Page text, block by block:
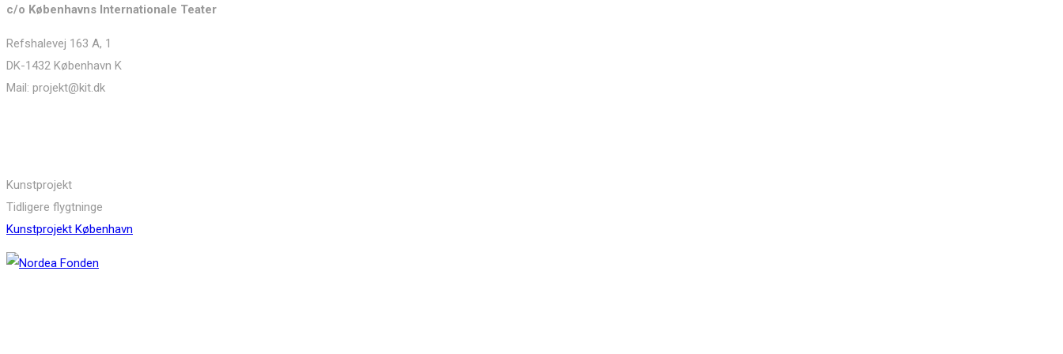
c/o Københavns Internationale Teater
Refshalevej 163 A, 1
DK-1432 København K
Mail: projekt@kit.dk
Kunstprojekt
Tidligere flygtninge
Kunstprojekt København